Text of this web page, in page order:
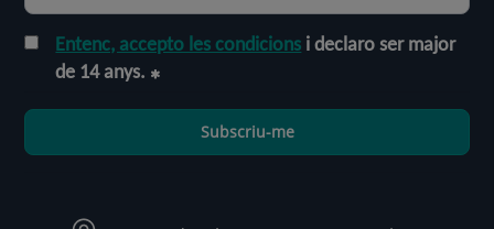
Entenc, accepto les condicions i declaro ser major
de 14 anys.
Subscriu-me